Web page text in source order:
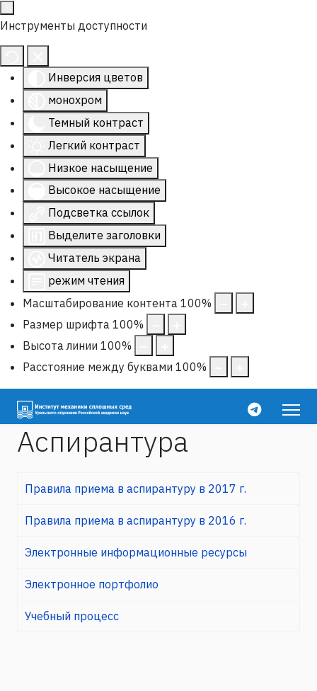
Инструменты доступности
Инверсия цветов
монохром
Темный контраст
Легкий контраст
Низкое насыщение
Высокое насыщение
Подсветка ссылок
Выделите заголовки
Читатель экрана
режим чтения
Масштабирование контента 100%
Размер шрифта 100%
Высота линии 100%
Расстояние между буквами 100%
Аспирантура
Правила приема в аспирантуру в 2017 г.
Правила приема в аспирантуру в 2016 г.
Электронные информационные ресурсы
Электронное портфолио
Учебный процесс